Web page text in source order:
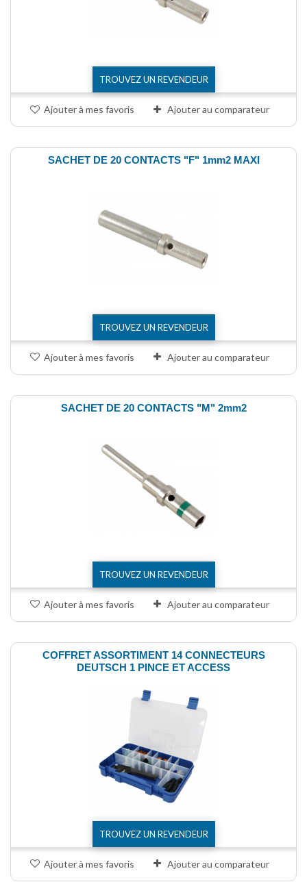
TROUVEZ UN REVENDEUR
Ajouter à mes favoris Ajouter au comparateur
SACHET DE 20 CONTACTS "F" 1mm2 MAXI
TROUVEZ UN REVENDEUR
Ajouter à mes favoris Ajouter au comparateur
SACHET DE 20 CONTACTS "M" 2mm2
TROUVEZ UN REVENDEUR
Ajouter à mes favoris Ajouter au comparateur
COFFRET ASSORTIMENT 14 CONNECTEURS
DEUTSCH 1 PINCE ET ACCESS
TROUVEZ UN REVENDEUR
Ajouter à mes favoris Ajouter au comparateur